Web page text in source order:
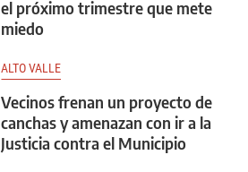
el próximo trimestre que mete
miedo
ALTO VALLE
Vecinos frenan un proyecto de
canchas y amenazan con ir a la
Justicia contra el Municipio